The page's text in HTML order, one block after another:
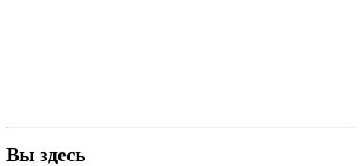
Вы здесь